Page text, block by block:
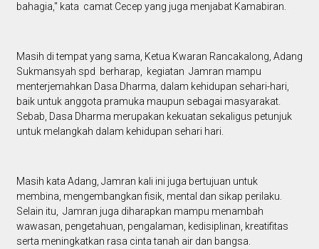
bahagia," kata camat Cecep yang juga menjabat Kamabiran.
Masih di tempat yang sama, Ketua Kwaran Rancakalong, Adang
Sukmansyah spd berharap, kegiatan Jamran mampu
menterjemahkan Dasa Dharma, dalam kehidupan sehari-hari,
baik untuk anggota pramuka maupun sebagai masyarakat.
Sebab, Dasa Dharma merupakan kekuatan sekaligus petunjuk
untuk melangkah dalam kehidupan sehari hari.
Masih kata Adang, Jamran kali ini juga bertujuan untuk
membina, mengembangkan fisik, mental dan sikap perilaku.
Selain itu, Jamran juga diharapkan mampu menambah
wawasan, pengetahuan, pengalaman, kedisiplinan, kreatifitas
serta meningkatkan rasa cinta tanah air dan bangsa.